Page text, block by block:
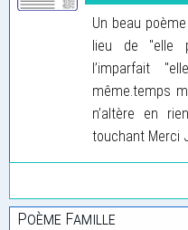
Un beau
lieu de "elle
l’imparfait
même.temps
n’altère en
touchant Merci
Poème Famille